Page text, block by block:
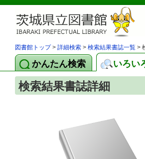
図書館トップ> 詳細検索 > 検索結果書誌一覧 >
かんたん検索 いろい
検索結果書誌詳細